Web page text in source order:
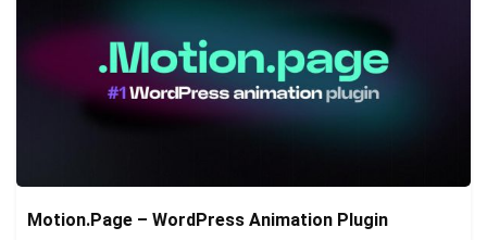
Motion.Page – WordPress Animation Plugin